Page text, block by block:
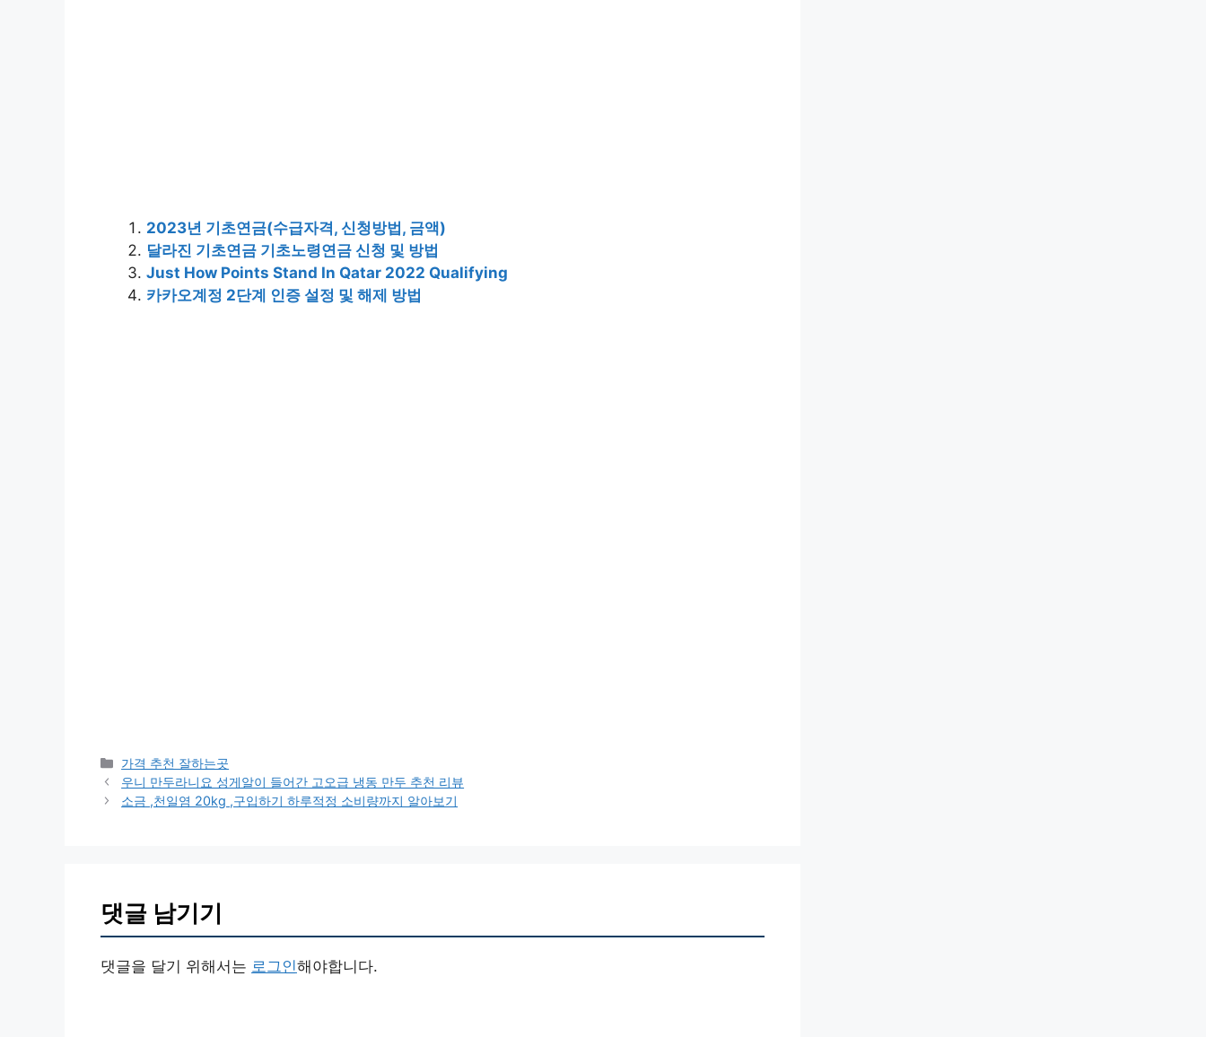
2023년 기초연금(수급자격, 신청방법, 금액)
달라진 기초연금 기초노령연금 신청 및 방법
Just How Points Stand In Qatar 2022 Qualifying
카카오계정 2단계 인증 설정 및 해제 방법
카
테
고
가격 추천 잘하는곳
우니 만두라니요 성게알이 들어간 고오급 냉동 만두 추천 리뷰
소금 ,천일염 20kg ,구입하기 하루적정 소비량까지 알아보기
댓글 남기기
댓글을 달기 위해서는 로그인해야합니다.